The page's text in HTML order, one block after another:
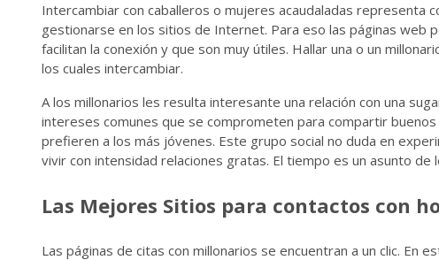
Intercambiar con caballeros o mujeres acaudaladas representa
gestionarse en los sitios de Internet. Para eso las páginas web
facilitan la conexión y que son muy útiles. Hallar una o un
los cuales intercambiar.
A los millonarios les resulta interesante una relación con una
intereses comunes que se comprometen para compartir
prefieren a los más jóvenes. Este grupo social no duda en
vivir con intensidad relaciones gratas. El tiempo es un asunto de
Las Mejores Sitios para contactos con
Las páginas de citas con millonarios se encuentran a un clic. En